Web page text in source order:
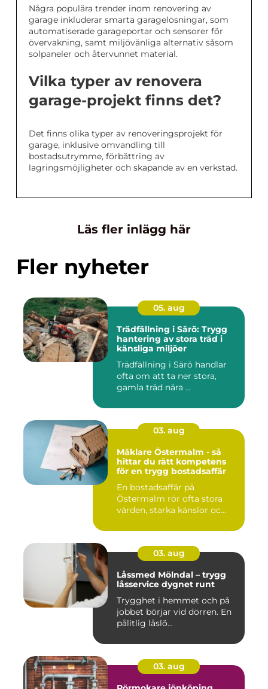
Några populära trender inom renovering av
garage inkluderar smarta garagelösningar, som
automatiserade garageportar och sensorer för
övervakning, samt miljövänliga alternativ såsom
solpaneler och återvunnet material.
Vilka typer av renovera
garage-projekt finns det?
Det finns olika typer av renoveringsprojekt för
garage, inklusive omvandling till
bostadsutrymme, förbättring av
lagringsmöjligheter och skapande av en verkstad.
Läs fler inlägg här
Fler nyheter
05. aug
Trädfällning i Särö: Trygg
hantering av stora träd i
känsliga miljöer
Trädfällning i Särö handlar
ofta om att ta ner stora,
gamla träd nära ...
03. aug
Mäklare Östermalm - så
hittar du rätt kompetens
för en trygg bostadsaffär
En bostadsaffär på
Östermalm rör ofta stora
värden, starka känslor oc...
03. aug
Låssmed Mölndal – trygg
låsservice dygnet runt
Trygghet i hemmet och på
jobbet börjar vid dörren. En
pålitlig låslö...
03. aug